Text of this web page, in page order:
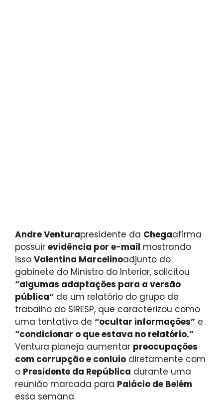
Andre Venturapresidente da Chegaafirma
possuir evidência por e-mail mostrando
isso Valentina Marcelinoadjunto do
gabinete do Ministro do Interior, solicitou
“algumas adaptações para a versão
pública” de um relatório do grupo de
trabalho do SIRESP, que caracterizou como
uma tentativa de “ocultar informações” e
“condicionar o que estava no relatório.”
Ventura planeja aumentar preocupações
com corrupção e conluio diretamente com
o Presidente da República durante uma
reunião marcada para Palácio de Belém
essa semana.